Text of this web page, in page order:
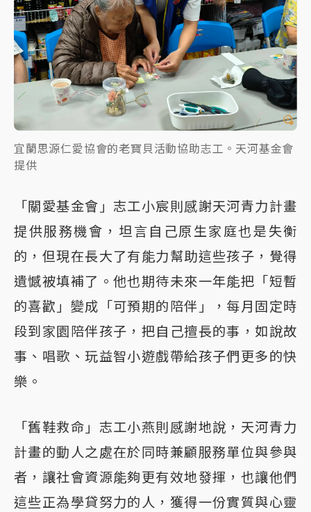
宜蘭思源仁愛協會的老寶貝活動協助志工。天河基金會
提供
「關愛基金會」志工小宸則感謝天河青力計畫
提供服務機會，坦言自己原生家庭也是失衡
的，但現在長大了有能力幫助這些孩子，覺得
遺憾被填補了。他也期待未來一年能把「短暫
的喜歡」變成「可預期的陪伴」，每月固定時
段到家園陪伴孩子，把自己擅長的事，如說故
事、唱歌、玩益智小遊戲帶給孩子們更多的快
樂。
「舊鞋救命」志工小燕則感謝地說，天河青力
計畫的動人之處在於同時兼顧服務單位與參與
者，讓社會資源能夠更有效地發揮，也讓他們
這些正為學貸努力的人，獲得一份實質與心靈